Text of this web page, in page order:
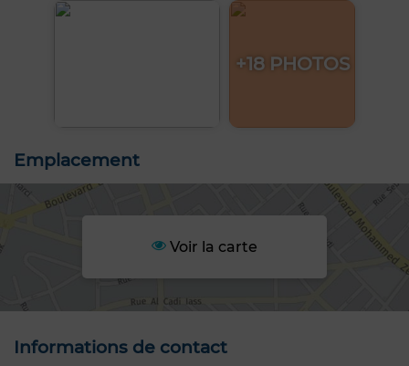
+18 PHOTOS
Emplacement
Voir la carte
Informations de contact